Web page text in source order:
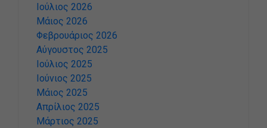
Ιούλιος 2026
Μάιος 2026
Φεβρουάριος 2026
Αύγουστος 2025
Ιούλιος 2025
Ιούνιος 2025
Μάιος 2025
Απρίλιος 2025
Μάρτιος 2025